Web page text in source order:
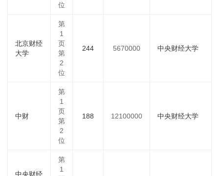
位
北京财经
大学
第
1
页
第
2
位
244 5670000 中央财经大学
中财
第
1
页
第
2
位
188 12100000 中央财经大学
中央财经
第
1